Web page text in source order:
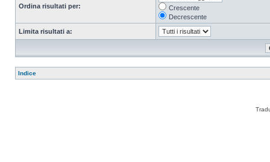
Ordina risultati per:
Crescente
Decrescente
Limita risultati a:
Indice